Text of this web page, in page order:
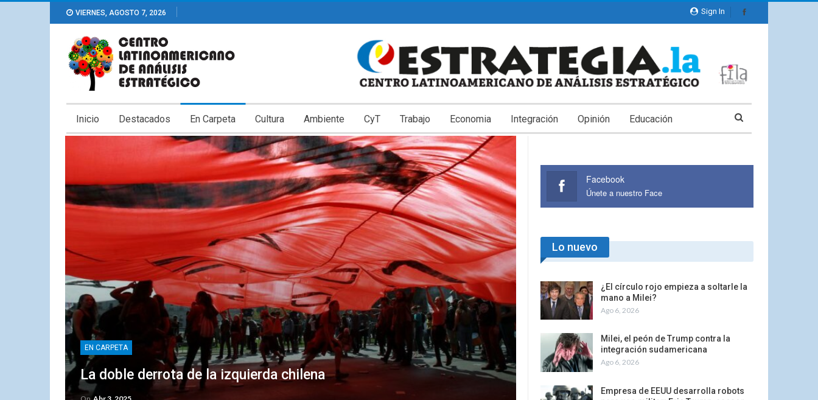
Sign In
VIERNES, AGOSTO 7, 2026
Inicio Destacados En Carpeta Cultura Ambiente CyT Trabajo Economia Integración Opinión Educación
EN CARPETA
La doble derrota de la izquierda chilena
Facebook
Únete a nuestro Face
Lo nuevo
¿El círculo rojo empieza a soltarle la
mano a Milei?
Ago 6, 2026
Milei, el peón de Trump contra la
integración sudamericana
Ago 6, 2026
Empresa de EEUU desarrolla robots